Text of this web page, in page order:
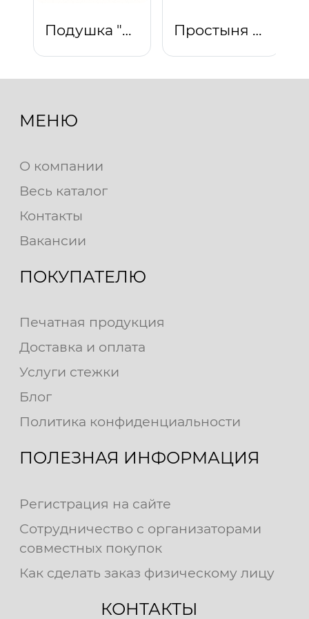
Подушка "Комфорт" (светло-серый) Простыня на резинке "Графит"
МЕНЮ
О компании
Весь каталог
Контакты
Вакансии
ПОКУПАТЕЛЮ
Печатная продукция
Доставка и оплата
Услуги стежки
Блог
Политика конфиденциальности
ПОЛЕЗНАЯ ИНФОРМАЦИЯ
Регистрация на сайте
Сотрудничество с организаторами
совместных покупок
Как сделать заказ физическому лицу
КОНТАКТЫ